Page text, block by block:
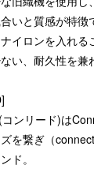
いと質感が特徴
イロンを入れ
い、耐久性を兼
ンリード)は
を繋ぎ（
ド。